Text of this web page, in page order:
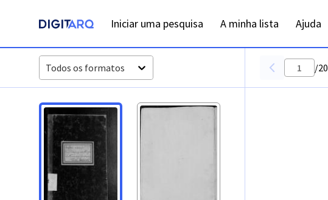
Iniciar uma pesquisa A minha lista Ajuda
Todos os formatos /20